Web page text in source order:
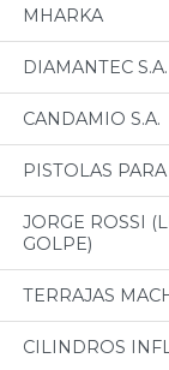
MHARKA
DIAMANTEC S.A.
CANDAMIO S.A.
PISTOLAS
JORGE ROSSI
GOLPE)
TERRAJAS
CILINDROS